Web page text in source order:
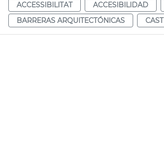
ACCESSIBILITAT
ACCESIBILIDAD
BARRERAS ARQUITECTÓNICAS
CAST